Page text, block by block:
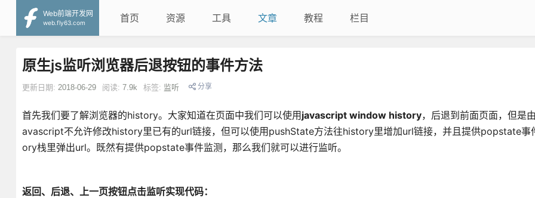
Web前端开发网
web.fly63.com
首页 资源 工具 文章 教程 栏目
原生js监听浏览器后退按钮的事件方法
更新日期: 2018-06-29 阅读: 7.9k 标签: 监听 分享
首先我们要了解浏览器的history。大家知道在页面中我们可以使用 javascript window history，后退到前面页面，但是
avascript不允许修改history里已有的url链接，但可以使用pushState方法往history里增加url链接，并且提供popstate事
ory栈里弹出url。既然有提供popstate事件监测，那么我们就可以进行监听。
返回、后退、上一页按钮点击监听实现代码：